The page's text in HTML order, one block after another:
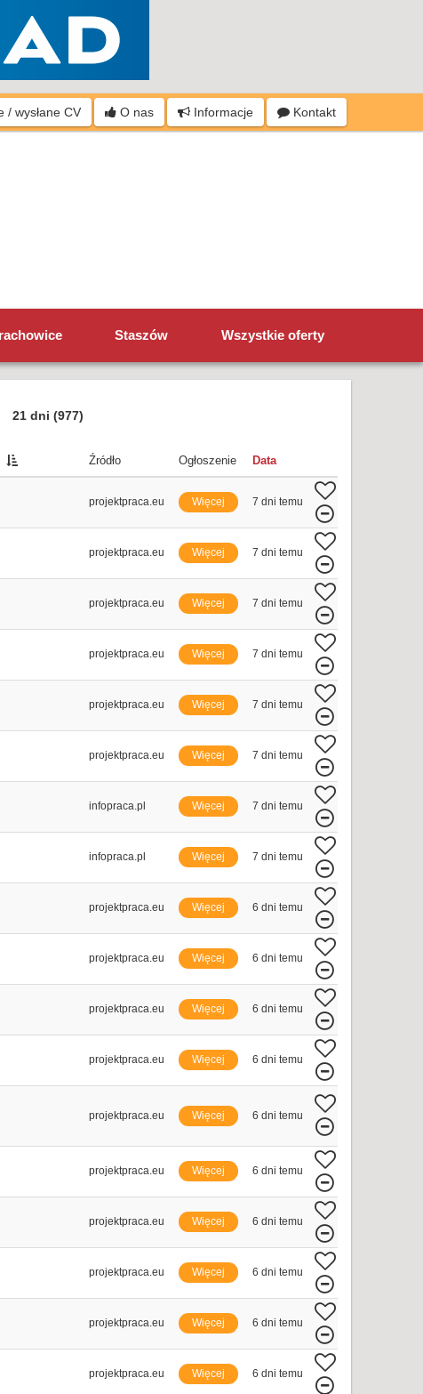
/ wysłane CV O nas Informacje Kontakt
Staszów Wszystkie oferty
21 dni (977)
Źródło Ogłoszenie Data
projektpraca.eu Więcej 7 dni temu
projektpraca.eu Więcej 7 dni temu
projektpraca.eu Więcej 7 dni temu
projektpraca.eu Więcej 7 dni temu
projektpraca.eu Więcej 7 dni temu
projektpraca.eu Więcej 7 dni temu
infopraca.pl Więcej 7 dni temu
infopraca.pl Więcej 7 dni temu
projektpraca.eu Więcej 6 dni temu
projektpraca.eu Więcej 6 dni temu
projektpraca.eu Więcej 6 dni temu
projektpraca.eu Więcej 6 dni temu
projektpraca.eu Więcej 6 dni temu
projektpraca.eu Więcej 6 dni temu
projektpraca.eu Więcej 6 dni temu
projektpraca.eu Więcej 6 dni temu
projektpraca.eu Więcej 6 dni temu
projektpraca.eu Więcej 6 dni temu